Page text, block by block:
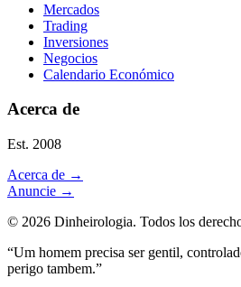
Mercados
Trading
Inversiones
Negocios
Calendario Económico
Acerca de
Est. 2008
Acerca de →
Anuncie →
© 2026 Dinheirologia. Todos los
“Um homem precisa ser gentil,
perigo tambem.”